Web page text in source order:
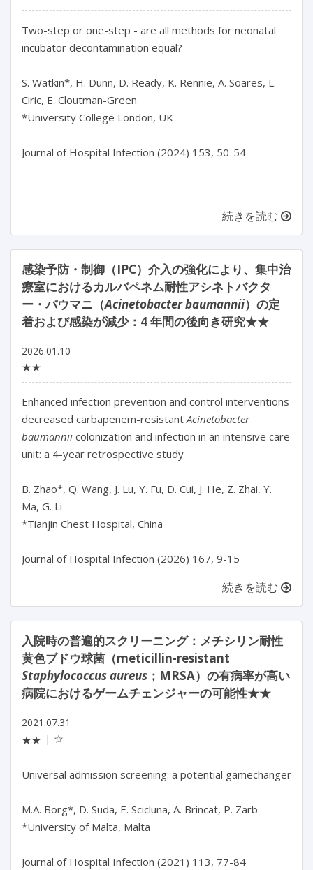
Two-step or one-step - are all methods for neonatal
incubator decontamination equal?
S. Watkin*, H. Dunn, D. Ready, K. Rennie, A. Soares, L.
Ciric, E. Cloutman-Green
*University College London, UK
Journal of Hospital Infection (2024) 153, 50-54
続きを読む
感染予防・制御（IPC）介入の強化により、集中治
療室におけるカルバペネム耐性アシネトバクタ
ー・バウマニ（Acinetobacter baumannii）の定
着および感染が減少：4 年間の後向き研究★★
2026.01.10
★★
Enhanced infection prevention and control interventions
decreased carbapenem-resistant Acinetobacter
baumannii colonization and infection in an intensive care
unit: a 4-year retrospective study
B. Zhao*, Q. Wang, J. Lu, Y. Fu, D. Cui, J. He, Z. Zhai, Y.
Ma, G. Li
*Tianjin Chest Hospital, China
Journal of Hospital Infection (2026) 167, 9-15
続きを読む
入院時の普遍的スクリーニング：メチシリン耐性
黄色ブドウ球菌（meticillin-resistant
Staphylococcus aureus ；MRSA）の有病率が高い
病院におけるゲームチェンジャーの可能性★★
2021.07.31
★★
☆
Universal admission screening: a potential gamechanger in
M.A. Borg*, D. Suda, E. Scicluna, A. Brincat, P. Zarb
*University of Malta, Malta
Journal of Hospital Infection (2021) 113, 77-84